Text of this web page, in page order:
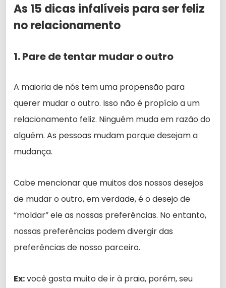
As 15 dicas infalíveis para ser feliz
no relacionamento
1. Pare de tentar mudar o outro
A maioria de nós tem uma propensão para
querer mudar o outro. Isso não é propício a um
relacionamento feliz. Ninguém muda em razão do
alguém. As pessoas mudam porque desejam a
mudança.
Cabe mencionar que muitos dos nossos desejos
de mudar o outro, em verdade, é o desejo de
“moldar” ele as nossas preferências. No entanto,
nossas preferências podem divergir das
preferências de nosso parceiro.
Ex:você gosta muito de ir à praia, porém, seu